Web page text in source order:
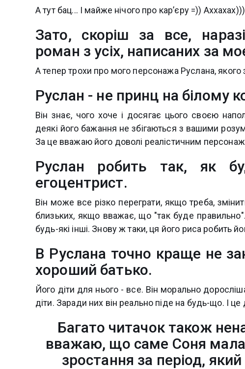
А тут бац... І майже нічого про карʼєру =)) Аххахах)))
Зато, скоріш за все,
роман з усіх, написаних за
А тепер трохи про мого персонажа Руслана, якого
Руслан - не принц на білому
Він знає, чого хоче і досягає цього своєю
деякі його бажання не збігаються з вашими
За це вважаю його доволі реалістичним
Руслан робить так, як
егоцентрист.
Він може все різко переграти, якщо треба,
близьких, якщо вважає, що "так буде
будь-які інші. Знову ж таки, ця його риса робить
В Руслана точно краще не
хороший батько.
Його діти для нього - все. Він морально
діти. Заради них він реально піде на будь-що. І
Багато читачок також
вважаю, що саме Соня
зростання за період,